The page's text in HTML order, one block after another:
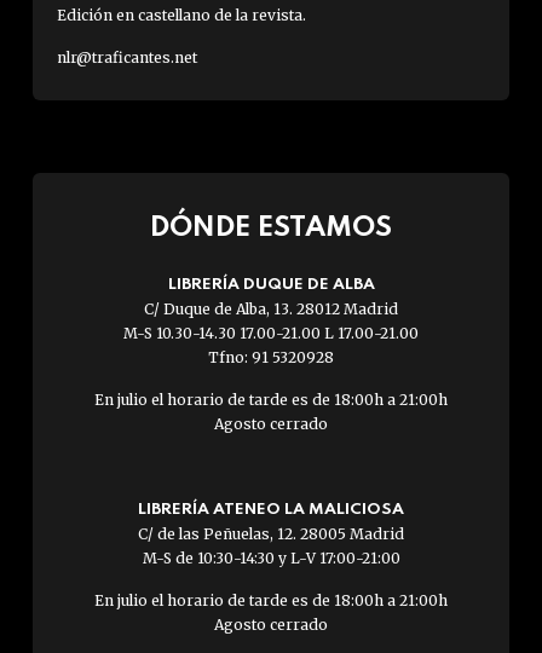
Edición en castellano de la revista.
nlr@traficantes.net
DÓNDE ESTAMOS
LIBRERÍA DUQUE DE ALBA
C/ Duque de Alba, 13. 28012 Madrid
M-S 10.30-14.30 17.00-21.00 L 17.00-21.00
Tfno: 91 5320928
En julio el horario de tarde es de 18:00h a 21:00h
Agosto cerrado
LIBRERÍA ATENEO LA MALICIOSA
C/ de las Peñuelas, 12. 28005 Madrid
M-S de 10:30-14:30 y L-V 17:00-21:00
En julio el horario de tarde es de 18:00h a 21:00h
Agosto cerrado